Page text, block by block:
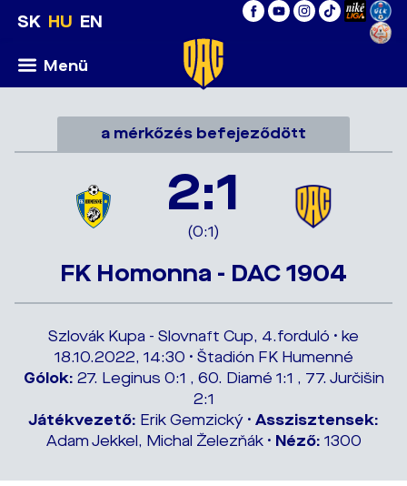
SK HU EN
Menü
a mérkőzés befejeződött
2:1
(0:1)
FK Homonna - DAC 1904
Szlovák Kupa - Slovnaft Cup, 4.forduló • ke
18.10.2022, 14:30 • Štadión FK Humenné
Gólok: 27. Leginus 0:1 , 60. Diamé 1:1 , 77. Jurčišin
2:1
Játékvezető: Erik Gemzický • Asszisztensek:
Adam Jekkel, Michal Železňák • Néző: 1300